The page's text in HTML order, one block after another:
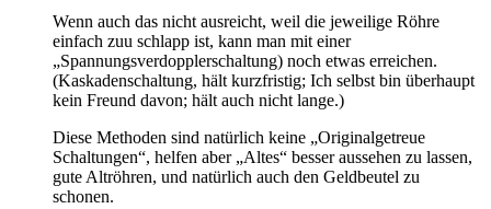
Wenn auch das nicht ausreicht, weil die jeweilige Röhre
einfach zuu schlapp ist, kann man mit einer
„Spannungsverdopplerschaltung) noch etwas erreichen.
(Kaskadenschaltung, hält kurzfristig; Ich selbst bin überhaupt
kein Freund davon; hält auch nicht lange.)
Diese Methoden sind natürlich keine „Originalgetreue
Schaltungen“, helfen aber „Altes“ besser aussehen zu lassen,
gute Altröhren, und natürlich auch den Geldbeutel zu
schonen.